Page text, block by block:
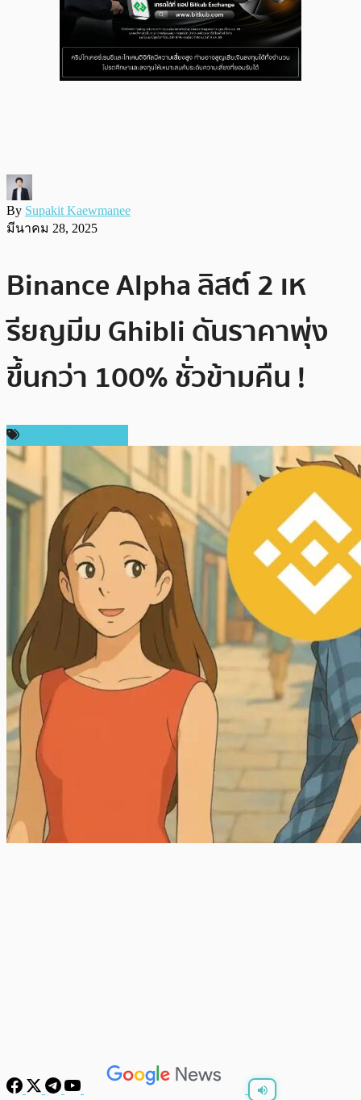
By Supakit Kaewmanee
มีนาคม 28, 2025
Binance Alpha ลิสต์ 2 เห
รียญมีม Ghibli ดันราคาพุ่ง
ขึ้นกว่า 100% ชั่วข้ามคืน !